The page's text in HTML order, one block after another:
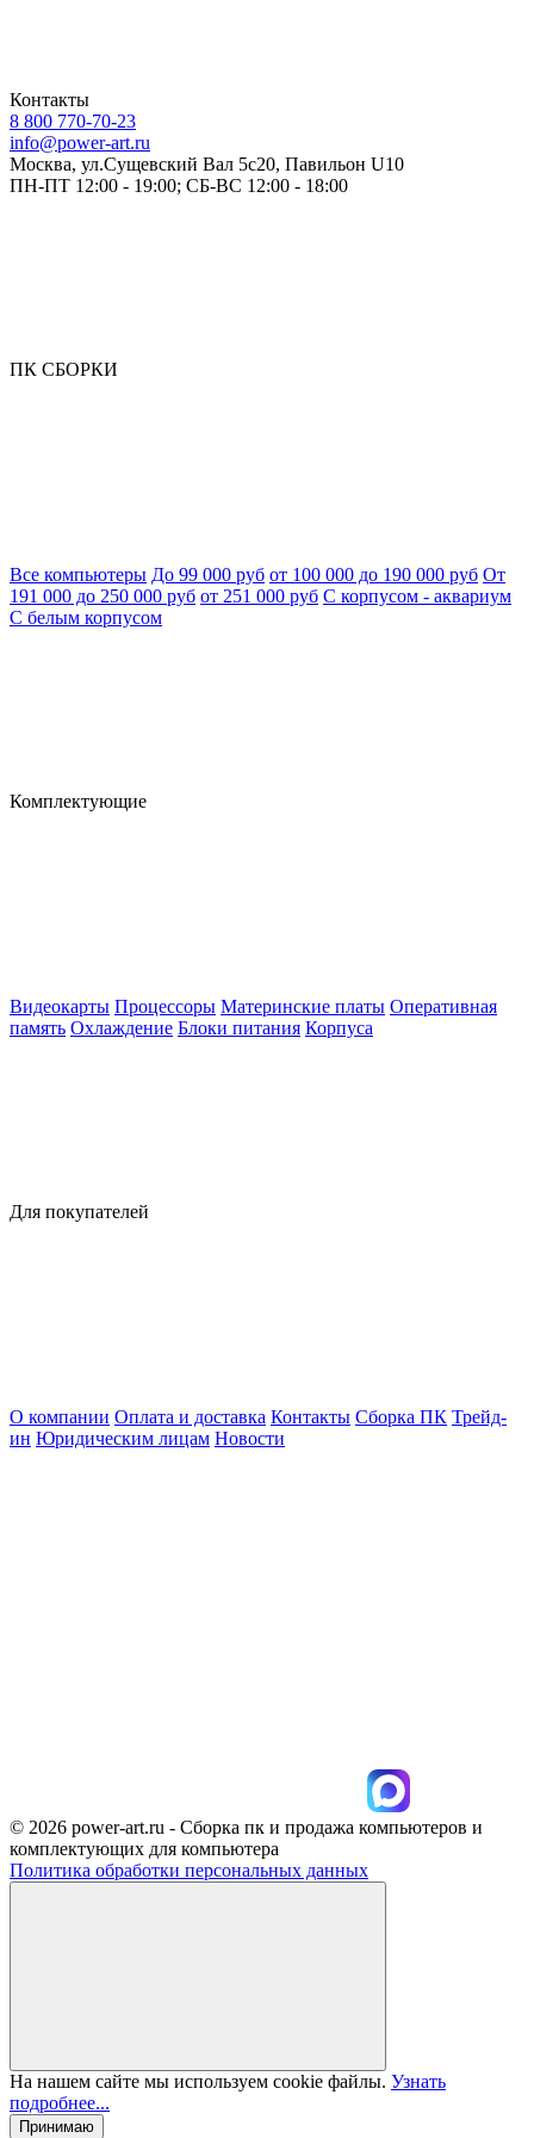
Контакты
8 800 770-70-23
info@power-art.ru
Москва, ул.Сущевский Вал 5с20, Павильон U10
ПН-ПТ 12:00 - 19:00; СБ-ВС 12:00 - 18:00
ПК СБОРКИ
Все компьютеры До 99 000 руб от 100 000 до 190 000 руб От
191 000 до 250 000 руб от 251 000 руб С корпусом - аквариум
С белым корпусом
Комплектующие
Видеокарты Процессоры Материнские платы Оперативная
память Охлаждение Блоки питания Корпуса
Для покупателей
О компании Оплата и доставка Контакты Сборка ПК Трейд-
ин Юридическим лицам Новости
© 2026 power-art.ru - Сборка пк и продажа компьютеров и
комплектующих для компьютера
Политика обработки персональных данных
На нашем сайте мы используем cookie файлы. Узнать
подробнее...
Принимаю